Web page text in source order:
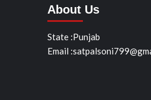
About Us
State :Punjab
Email